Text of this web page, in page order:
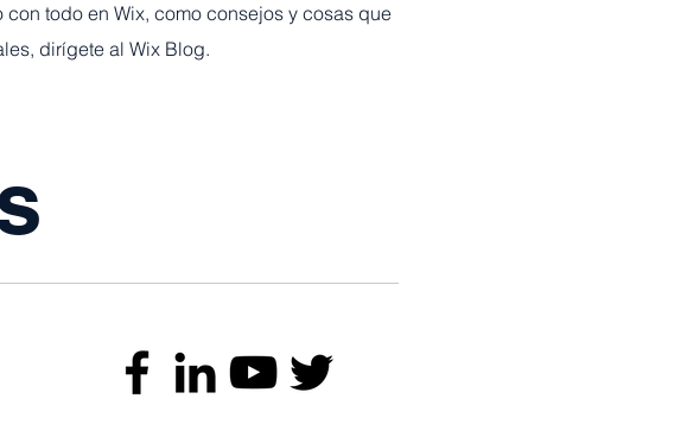
con todo en Wix, como consejos y cosas que
dirígete al Wix Blog.